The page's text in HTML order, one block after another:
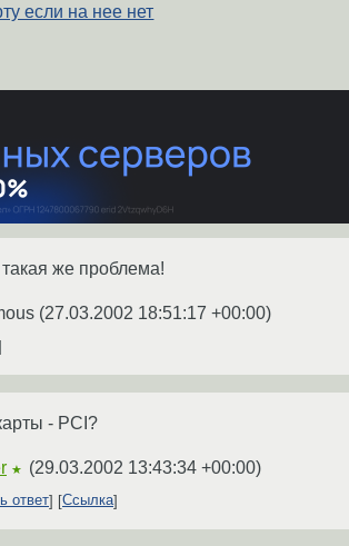
если на нее нет
же проблема!
(27.03.2002 18:51:17 +00:00)
- PCI?
★ (29.03.2002 13:43:34 +00:00)
ответ Ссылка